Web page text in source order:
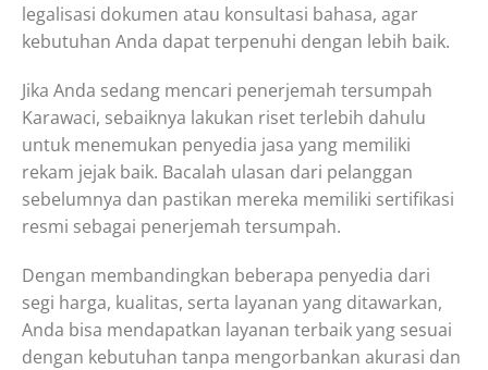
legalisasi dokumen atau konsultasi bahasa, agar
kebutuhan Anda dapat terpenuhi dengan lebih baik.
Jika Anda sedang mencari penerjemah tersumpah
Karawaci, sebaiknya lakukan riset terlebih dahulu
untuk menemukan penyedia jasa yang memiliki
rekam jejak baik. Bacalah ulasan dari pelanggan
sebelumnya dan pastikan mereka memiliki sertifikasi
resmi sebagai penerjemah tersumpah.
Dengan membandingkan beberapa penyedia dari
segi harga, kualitas, serta layanan yang ditawarkan,
Anda bisa mendapatkan layanan terbaik yang sesuai
dengan kebutuhan tanpa mengorbankan akurasi dan